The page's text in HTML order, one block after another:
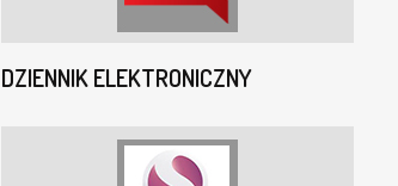
DZIENNIK ELEKTRONICZNY